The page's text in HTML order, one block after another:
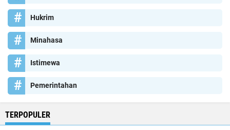
Hukrim
Minahasa
Istimewa
Pemerintahan
TERPOPULER